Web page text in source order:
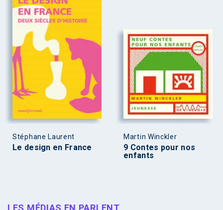
Stéphane Laurent
Le design en France
Martin Winckler
9 Contes pour nos
enfants
LES MÉDIAS EN PARLENT